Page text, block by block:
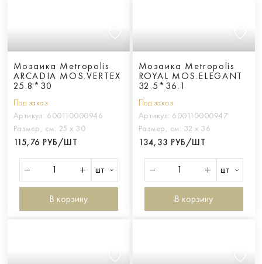
Мозаика Metropolis
ARCADIA MOS.VERTEX
25.8*30
Под заказ
Артикул: 600110000946
Размер, см: 25 х 30
115,76 РУБ/ШТ
шт
В корзину
Мозаика Metropolis
ROYAL MOS.ELEGANT
32.5*36.1
Под заказ
Артикул: 600110000947
Размер, см: 32 х 36
134,33 РУБ/ШТ
шт
В корзину